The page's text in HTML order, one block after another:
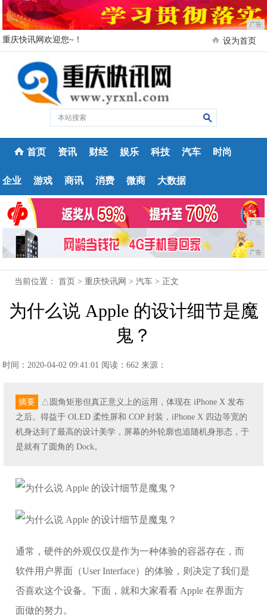
广告
重庆快讯网欢迎您~！ 设为首页
首页 资讯 财经 娱乐 科技 汽车 时尚
企业 游戏 商讯 消费 微商 大数据
广告
广告
当前位置：首页 >重庆快讯网 >汽车 > 正文
为什么说 Apple 的设计细节是魔
鬼？
时间：2020-04-02 09:41:01 阅读：662 来源：
摘要
△圆角矩形但真正意义上的运用，体现在 iPhone X 发布
之后。得益于 OLED 柔性屏和 COP 封装，iPhone X 四边等宽的
机身达到了最高的设计美学，屏幕的外轮廓也追随机身形态，于
是就有了圆角的 Dock。
通常，硬件的外观仅仅是作为一种体验的容器存在，而
软件用户界面（User Interface）的体验，则决定了我们是
否喜欢这个设备。下面，就和大家看看 Apple 在界面方
面做的努力。